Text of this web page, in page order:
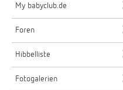
My babyclub.de
Foren
Hibbelliste
Fotogalerien